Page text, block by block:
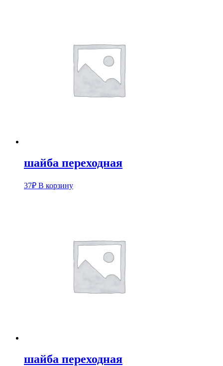
шайба переходная
37₽ В корзину
шайба переходная